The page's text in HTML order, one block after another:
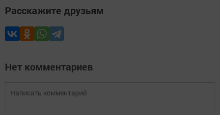
Расскажите друзьям
Нет комментариев